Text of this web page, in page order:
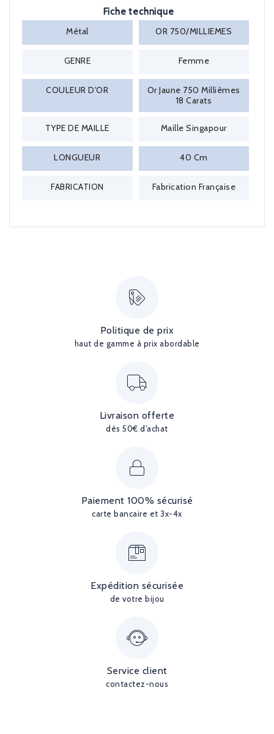
Fiche technique
Métal
OR 750/MILLIEMES
GENRE Femme
COULEUR D'OR
Or Jaune 750 Millièmes
18 Carats
TYPE DE MAILLE Maille Singapour
LONGUEUR 40 Cm
FABRICATION Fabrication Française
Politique de prix
haut de gamme à prix abordable
Livraison offerte
dès 50€ d'achat
Paiement 100% sécurisé
carte bancaire et 3x-4x
Expédition sécurisée
de votre bijou
Service client
contactez-nous